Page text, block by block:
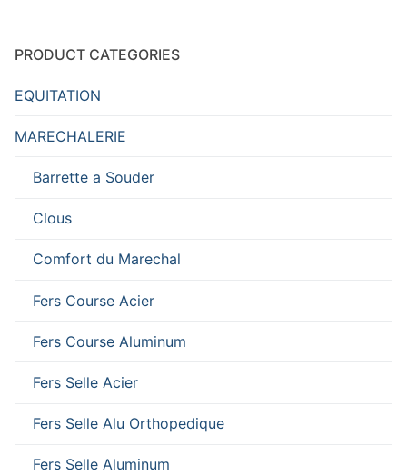
PRODUCT CATEGORIES
EQUITATION
MARECHALERIE
Barrette a Souder
Clous
Comfort du Marechal
Fers Course Acier
Fers Course Aluminum
Fers Selle Acier
Fers Selle Alu Orthopedique
Fers Selle Aluminum